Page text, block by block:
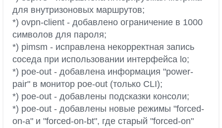
для внутризоновых маршрутов;
*) ovpn-client - добавлено ограничение в 1000
символов для пароля;
*) pimsm - исправлена некорректная запись
соседа при использовании интерфейса lo;
*) poe-out - добавлена информация "power-
pair" в монитор poe-out (только CLI);
*) poe-out - добавлены подсказки консоли;
*) poe-out - добавлены новые режимы "forced-
on-a" и "forced-on-bt", где старый "forced-on"